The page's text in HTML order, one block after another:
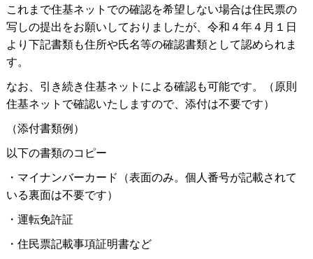
これまで住基ネットでの確認を希望しない場合は住民票の
写しの提出をお願いしておりましたが、令和４年４月１日
より下記書類も住所や氏名等の確認書類として認められま
す。
なお、引き続き住基ネットによる確認も可能です。（原則
住基ネットで確認いたしますので、添付は不要です）
（添付書類例）
以下の書類のコピー
・マイナンバーカード（表面のみ。個人番号が記載されて
いる裏面は不要です）
・運転免許証
・住民票記載事項証明書など